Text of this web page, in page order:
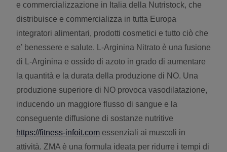
e commercializzazione in Italia della Nutristock, che
distribuisce e commercializza in tutta Europa
integratori alimentari, prodotti cosmetici e tutto ciò che
e’ benessere e salute. L-Arginina Nitrato è una fusione
di L-Arginina e ossido di azoto in grado di aumentare
la quantità e la durata della produzione di NO. Una
produzione superiore di NO provoca vasodilatazione,
inducendo un maggiore flusso di sangue e la
conseguente diffusione di sostanze nutritive
https://fitness-infoit.com essenziali ai muscoli in
attività. ZMA è una formula ideata per ridurre i tempi di